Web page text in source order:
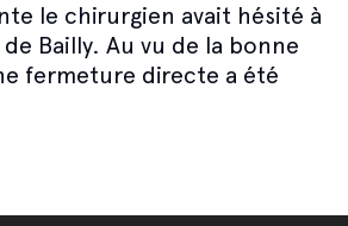
le chirurgien avait hésité à
Bailly. Au vu de la bonne
fermeture directe a été